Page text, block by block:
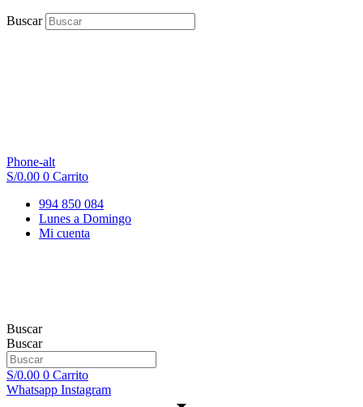
Buscar
Phone-alt
S/0.00 0 Carrito
994 850 084
Lunes a Domingo
Mi cuenta
Buscar
Buscar
S/0.00 0 Carrito
Whatsapp Instagram